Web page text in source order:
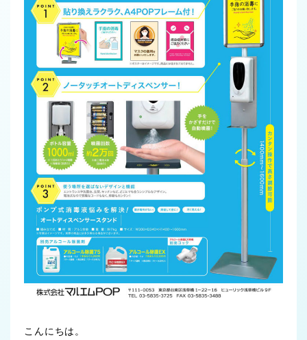
こんにちは。